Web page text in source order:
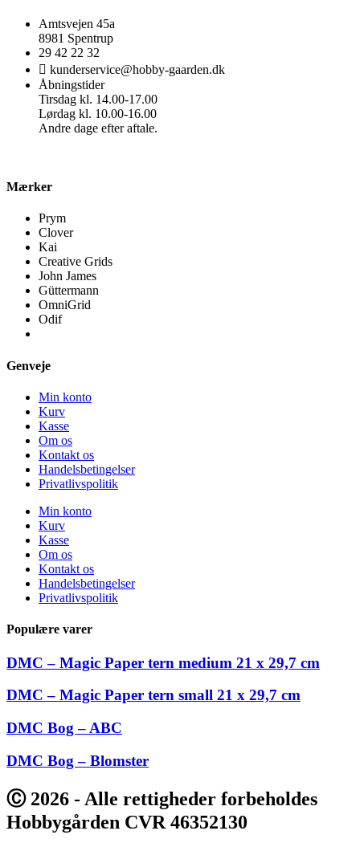
Amtsvejen 45a
8981 Spentrup
29 42 22 32
kunderservice@hobby-gaarden.dk
Åbningstider
Tirsdag kl. 14.00-17.00
Lørdag kl. 10.00-16.00
Andre dage efter aftale.
Mærker
Prym
Clover
Kai
Creative Grids
John James
Güttermann
OmniGrid
Odif
Genveje
Min konto
Kurv
Kasse
Om os
Kontakt os
Handelsbetingelser
Privatlivspolitik
Min konto
Kurv
Kasse
Om os
Kontakt os
Handelsbetingelser
Privatlivspolitik
Populære varer
DMC – Magic Paper tern medium 21 x 29,7 cm
DMC – Magic Paper tern small 21 x 29,7 cm
DMC Bog – ABC
DMC Bog – Blomster
Ⓒ 2026 - Alle rettigheder forbeholdes
Hobbygården CVR 46352130